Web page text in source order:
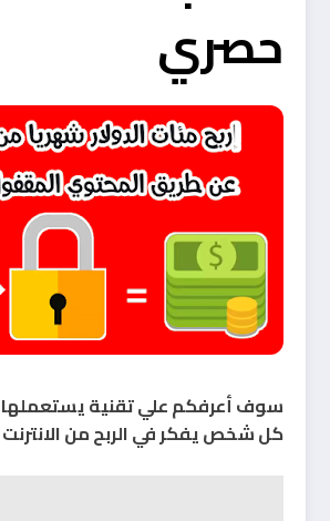
حصري
سوف أعرفكم علي تقنية يستعملها
كل شخص يفكر في الربح من